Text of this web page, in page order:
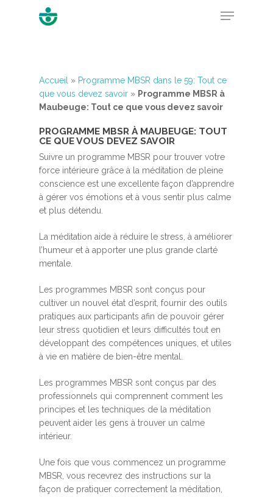
Hit enter to search or ESC to close
Accueil » Programme MBSR dans le 59: Tout ce
que vous devez savoir » Programme MBSR à
Maubeuge: Tout ce que vous devez savoir
PROGRAMME MBSR À MAUBEUGE: TOUT
CE QUE VOUS DEVEZ SAVOIR
Suivre un programme MBSR pour trouver votre
force intérieure grâce à la méditation de pleine
conscience est une excellente façon d’apprendre
à gérer vos émotions et à vous sentir plus calme
et plus détendu.
La méditation aide à réduire le stress, à améliorer
l’humeur et à apporter une plus grande clarté
mentale.
Les programmes MBSR sont conçus pour
cultiver un nouvel état d’esprit, fournir des outils
pratiques aux participants afin de pouvoir gérer
leur stress quotidien et leurs difficultés tout en
développant des compétences uniques, et utiles
à vie en matière de bien-être mental.
Les programmes MBSR sont conçus par des
professionnels qui comprennent comment les
principes et les techniques de la méditation
peuvent aider les gens à trouver un calme
intérieur.
Une fois que vous commencez un programme
MBSR, vous recevrez des instructions sur la
façon de pratiquer correctement la méditation,